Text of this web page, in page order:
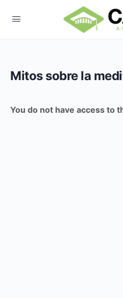
Mitos sobre la
You do not have access to